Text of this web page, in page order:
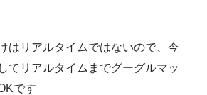
はリアルタイムではないので、今
てリアルタイムまでグーグルマッ
です